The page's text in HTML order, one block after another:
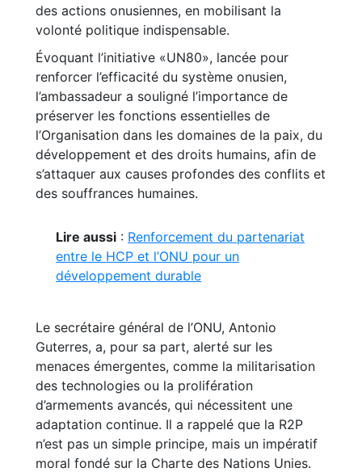
des actions onusiennes, en mobilisant la
volonté politique indispensable.
Évoquant l’initiative «UN80», lancée pour
renforcer l’efficacité du système onusien,
l’ambassadeur a souligné l’importance de
préserver les fonctions essentielles de
l’Organisation dans les domaines de la paix, du
développement et des droits humains, afin de
s’attaquer aux causes profondes des conflits et
des souffrances humaines.
Lire aussi : Renforcement du partenariat
entre le HCP et l’ONU pour un
développement durable
Le secrétaire général de l’ONU, Antonio
Guterres, a, pour sa part, alerté sur les
menaces émergentes, comme la militarisation
des technologies ou la prolifération
d’armements avancés, qui nécessitent une
adaptation continue. Il a rappelé que la R2P
n’est pas un simple principe, mais un impératif
moral fondé sur la Charte des Nations Unies.